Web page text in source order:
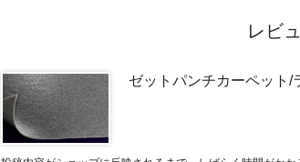
レビ
ゼットパンチカーペット/